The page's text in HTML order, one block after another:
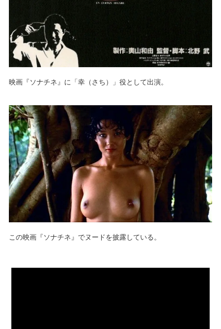
映画『ソナチネ』に「幸（さち）」役として出演。
この映画『ソナチネ』でヌードを披露している。